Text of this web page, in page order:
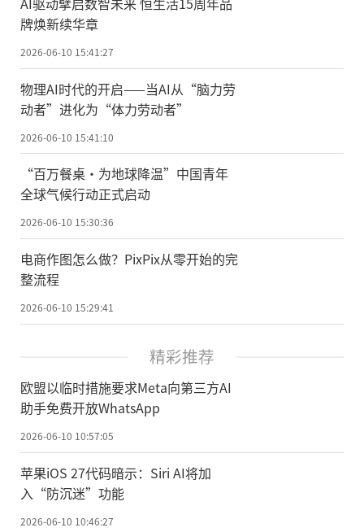
牌焕新续华章
2026-06-10 15:41:27
物理AI时代的开启——当AI从“脑力劳
动者”进化为“体力劳动者”
2026-06-10 15:41:10
“百万餐桌·为地球降温”中国青年
全球气候行动正式启动
2026-06-10 15:30:36
电商作图怎么做？PixPix从零开始的完
整流程
2026-06-10 15:29:41
精彩推荐
欧盟以临时措施要求Meta向第三方AI
助手免费开放WhatsApp
2026-06-10 10:57:05
苹果iOS 27代码暗示：Siri AI将加
入“防沉迷”功能
2026-06-10 10:46:27